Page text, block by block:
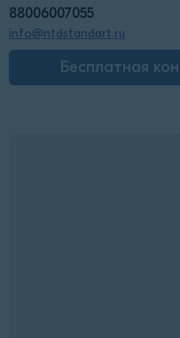
88006007055
info@ntdstandart.ru
Бесплатная